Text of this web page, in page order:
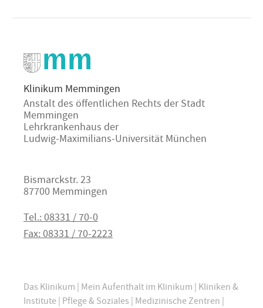
Klinikum Memmingen
Anstalt des öffentlichen Rechts der Stadt
Memmingen
Lehrkrankenhaus der
Ludwig-Maximilians-Universität München
Bismarckstr. 23
87700 Memmingen
Tel.: 08331 / 70-0
Fax: 08331 / 70-2223
Das Klinikum Mein Aufenthalt im Klinikum Kliniken &
Institute Pflege & Soziales Medizinische Zentren